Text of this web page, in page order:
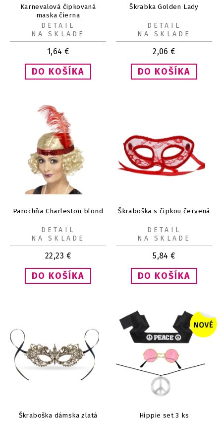
Karnevalová čipkovaná
maska čierna
1,64 €
DETAIL
NA SKLADE
Škrabka Golden Lady
2,06 €
DETAIL
NA SKLADE
Parochňa Charleston blond
22,23 €
DETAIL
NA SKLADE
Škraboška s čipkou červená
5,84 €
DETAIL
NA SKLADE
Škraboška dámska zlatá Hippie set 3 ks